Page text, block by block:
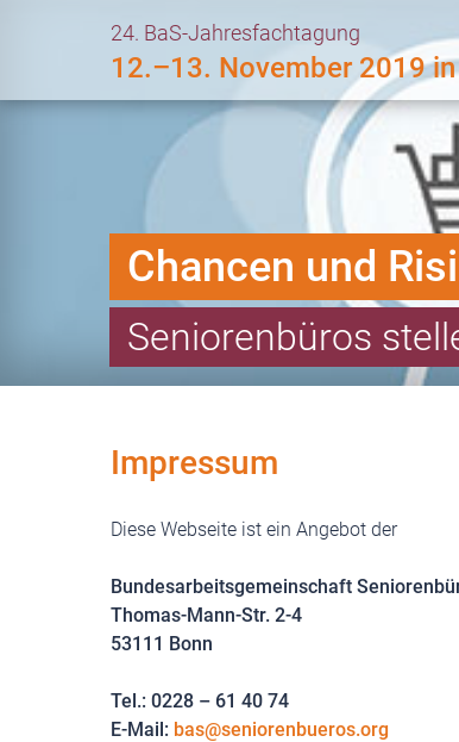
24. BaS-Jahresfachtagung
12.–13. November 2019
Chancen und
Seniorenbüros
Impressum
Diese Webseite ist ein Angebot der
Bundesarbeitsgemeinschaft
Thomas-Mann-Str. 2-4
53111 Bonn
Tel.: 0228 – 61 40 74
E-Mail: bas@seniorenbueros.org